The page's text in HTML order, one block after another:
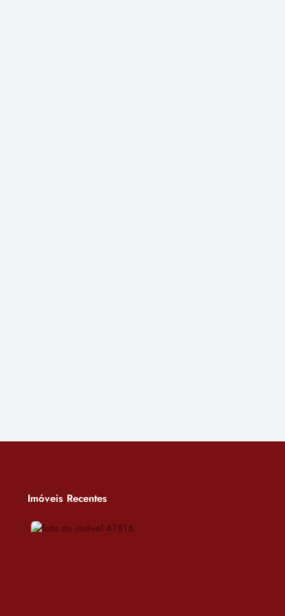
Imóveis Recentes